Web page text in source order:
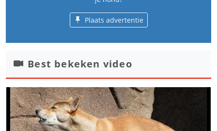
Plaats advertentie
Best bekeken video